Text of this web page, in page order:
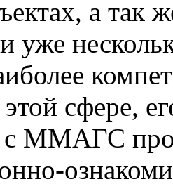
а так
уже
сфере,
с ММАГС